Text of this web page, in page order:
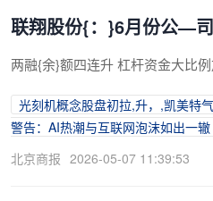
联翔股份{：}6月份公—
两融{余}额四连升 杠杆资金大比
光刻机概念股盘初拉,升，,凯美特
警告：AI热潮与互联网泡沫如出一辙
北京商报 2026-05-07 11:39:53